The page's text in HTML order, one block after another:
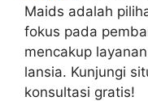
Maids adalah
fokus pada
mencakup
lansia. Kunjungi
konsultasi gratis!